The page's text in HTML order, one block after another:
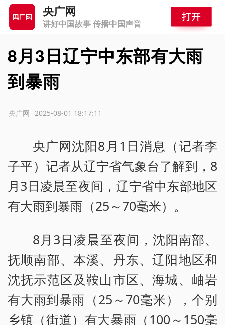
央广网
讲好中国故事 传播中国声音
8月3日辽宁中东部有大雨
到暴雨
2025-08-01 18:17:11
央广网
央广网沈阳8月1日消息（记者李
子平）记者从辽宁省气象台了解到，8
月3日凌晨至夜间，辽宁省中东部地区
有大雨到暴雨（25～70毫米）。
8月3日凌晨至夜间，沈阳南部、
抚顺南部、本溪、丹东、辽阳地区和
沈抚示范区及鞍山市区、海城、岫岩
有大雨到暴雨（25～70毫米），个别
乡镇（街道）有大暴雨（100～150毫